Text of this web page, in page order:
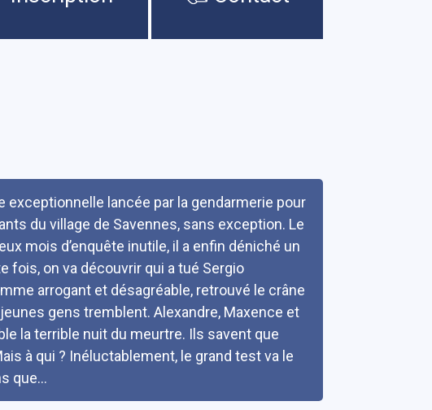
exceptionnelle lancée par la gendarmerie pour
du village de Savennes, sans exception. Le
mois d’enquête inutile, il a enfin déniché un
fois, on va découvrir qui a tué Sergio
arrogant et désagréable, retrouvé le crâne
gens tremblent. Alexandre, Maxence et
la terrible nuit du meurtre. Ils savent que
à qui ? Inéluctablement, le grand test va le
que…